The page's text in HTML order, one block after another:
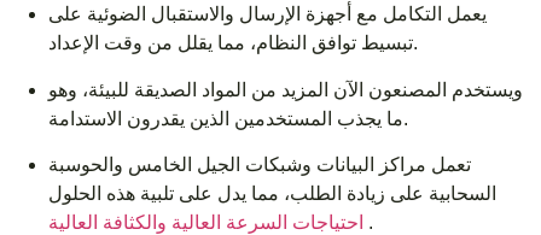
يعمل التكامل مع أجهزة الإرسال والاستقبال الضوئية على
تبسيط توافق النظام، مما يقلل من وقت الإعداد.
ويستخدم المصنعون الآن المزيد من المواد الصديقة للبيئة، وهو
ما يجذب المستخدمين الذين يقدرون الاستدامة.
تعمل مراكز البيانات وشبكات الجيل الخامس والحوسبة
السحابية على زيادة الطلب، مما يدل على تلبية هذه الحلول
.